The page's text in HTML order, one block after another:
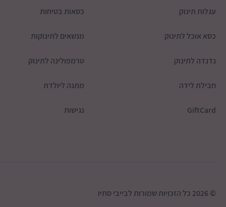
עגלות תינוק כסאות בטיחות
כסא אוכל לתינוק מנשאים לתינוקות
נדנדה לתינוק טרמפולינה לתינוק
חבילת לידה מתנה ליולדת
GiftCard נגישות
© 2026 כל הזכויות שמורות לבייבי סתיו